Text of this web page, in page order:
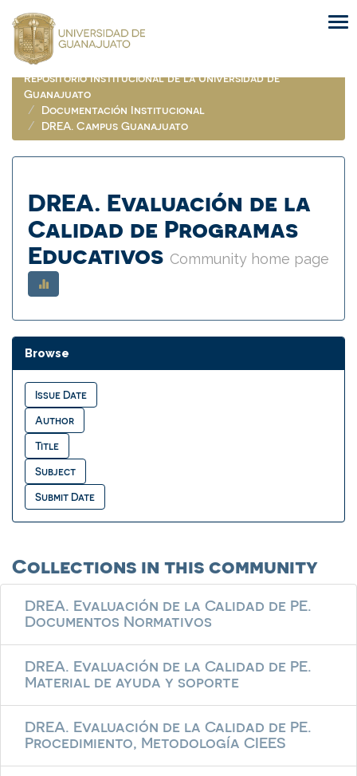
navigation
Repositorio Institucional de la Universidad de
Guanajuato
Documentación Institucional
DREA. Campus Guanajuato
DREA. Evaluación de la
Calidad de Programas
Educativos Community home page
Browse
Collections in this community
DREA. Evaluación de la Calidad de PE.
Documentos Normativos
DREA. Evaluación de la Calidad de PE.
Material de ayuda y soporte
DREA. Evaluación de la Calidad de PE.
Procedimiento, Metodología CIEES